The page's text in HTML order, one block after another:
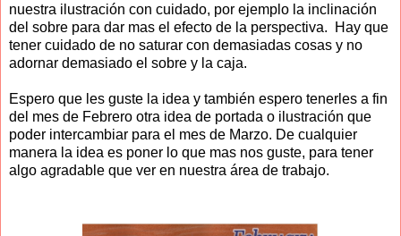
nuestra ilustración con cuidado, por ejemplo la inclinación
del sobre para dar mas el efecto de la perspectiva. Hay que
tener cuidado de no saturar con demasiadas cosas y no
adornar demasiado el sobre y la caja.
Espero que les guste la idea y también espero tenerles a fin
del mes de Febrero otra idea de portada o ilustración que
poder intercambiar para el mes de Marzo. De cualquier
manera la idea es poner lo que mas nos guste, para tener
algo agradable que ver en nuestra área de trabajo.